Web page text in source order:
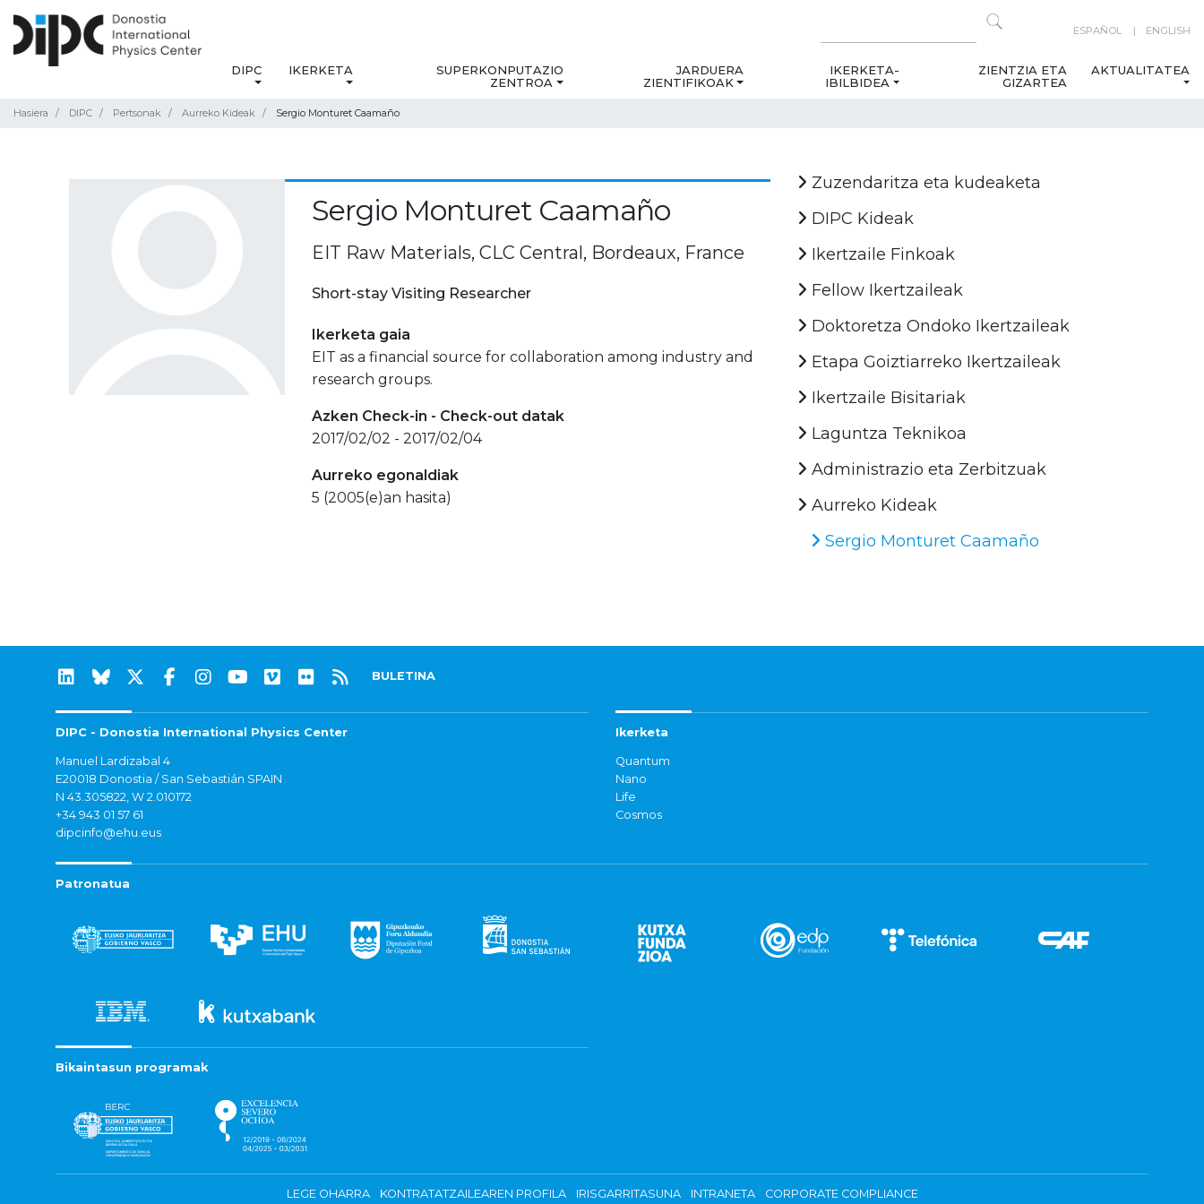
ESPAÑOL ENGLISH
DIPC IKERKETA
SUPERKONPUTAZIO
ZENTROA
JARDUERA
ZIENTIFIKOAK
IKERKETA-
IBILBIDEA
ZIENTZIA ETA
GIZARTEA
AKTUALITATEA
Hasiera DIPC Pertsonak Aurreko Kideak Sergio Monturet Caamaño
Sergio Monturet Caamaño
EIT Raw Materials, CLC Central, Bordeaux, France
Short-stay Visiting Researcher
Ikerketa gaia
EIT as a financial source for collaboration among industry and
research groups.
Azken Check-in - Check-out datak
2017/02/02 - 2017/02/04
Aurreko egonaldiak
5 (2005(e)an hasita)
Zuzendaritza eta kudeaketa
DIPC Kideak
Ikertzaile Finkoak
Fellow Ikertzaileak
Doktoretza Ondoko Ikertzaileak
Etapa Goiztiarreko Ikertzaileak
Ikertzaile Bisitariak
Laguntza Teknikoa
Administrazio eta Zerbitzuak
Aurreko Kideak
Sergio Monturet Caamaño
BULETINA
DIPC - Donostia International Physics Center
Manuel Lardizabal 4
E20018 Donostia / San Sebastián SPAIN
N 43.305822, W 2.010172
+34 943 01 57 61
dipcinfo@ehu.eus
Ikerketa
Quantum
Nano
Life
Cosmos
Patronatua
Bikaintasun programak
LEGE OHARRA KONTRATATZAILEAREN PROFILA IRISGARRITASUNA INTRANETA CORPORATE COMPLIANCE